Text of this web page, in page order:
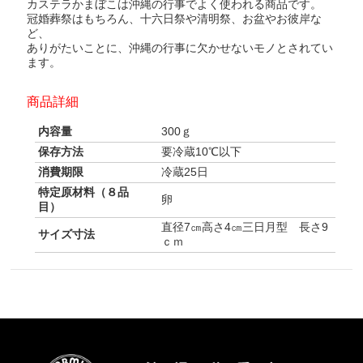
カステラかまぼこは沖縄の行事でよく使われる商品です。
冠婚葬祭はもちろん、十六日祭や清明祭、お盆やお彼岸な
ど、
ありがたいことに、沖縄の行事に欠かせないモノとされてい
ます。
商品詳細
内容量
300ｇ
保存方法
要冷蔵10℃以下
消費期限
冷蔵25日
特定原材料（８品
目）
卵
サイズ寸法
直径7㎝高さ4㎝三日月型 長さ9
ｃｍ